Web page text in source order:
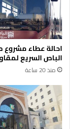
احالة عطاء
الباص السريع
منذ 20 ساعة